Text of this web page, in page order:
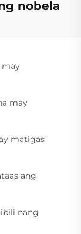
nobela
may
may
matigas
ang
nang